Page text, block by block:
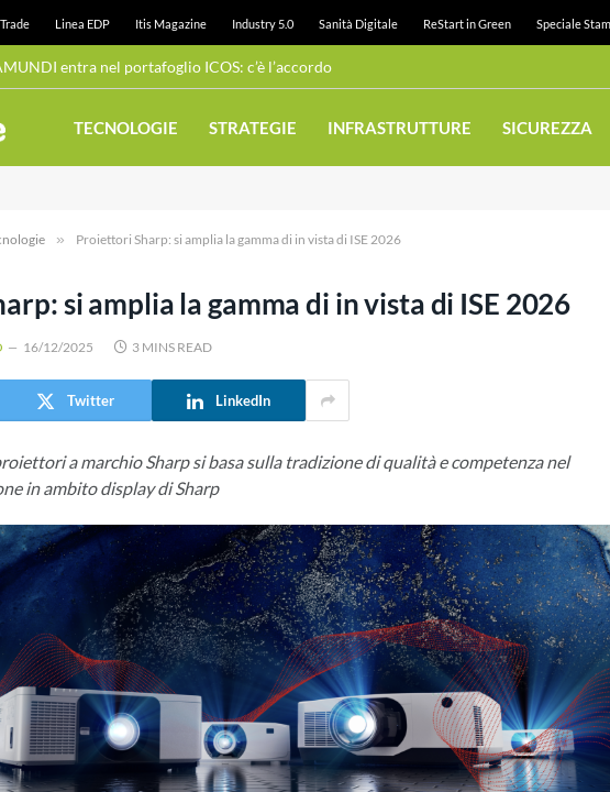
Linea EDP Itis Magazine Industry 5.0 Sanità Digitale ReStart in Green Speciale
entra nel portafoglio ICOS: c’è l’accordo
TECNOLOGIE STRATEGIE INFRASTRUTTURE SICUREZZA
» Proiettori Sharp: si amplia la gamma di in vista di ISE 2026
si amplia la gamma di in vista di ISE 2026
16/12/2025 3 MINS READ
Twitter LinkedIn
a marchio Sharp si basa sulla tradizione di qualità e competenza nel
in ambito display di Sharp